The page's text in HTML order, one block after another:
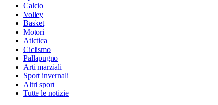
Calcio
Volley
Basket
Motori
Atletica
Ciclismo
Pallapugno
Arti marziali
Sport invernali
Altri sport
Tutte le notizie